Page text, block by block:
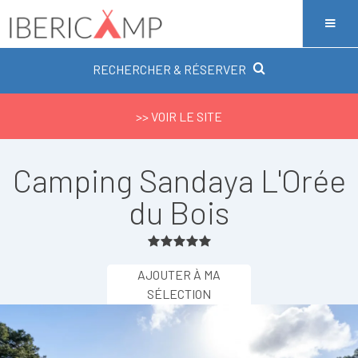
RECHERCHER & RÉSERVER
>> VOIR LE SITE
Camping Sandaya L'Orée
du Bois
AJOUTER À MA
SÉLECTION